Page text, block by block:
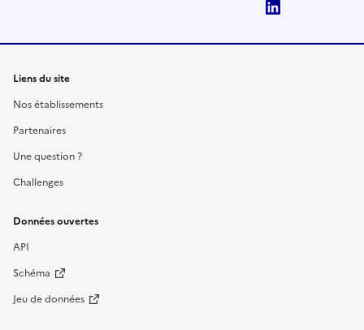
Liens du site
Nos établissements
Partenaires
Une question ?
Challenges
Données ouvertes
API
Schéma
Jeu de données